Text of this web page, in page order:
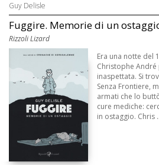
Guy Delisle
Fuggire. Memorie di un
Rizzoli Lizard
Era una notte del
Christophe
inaspettata. Si
Senza Frontiere,
armati che lo
cure mediche:
in ostaggio. Chris